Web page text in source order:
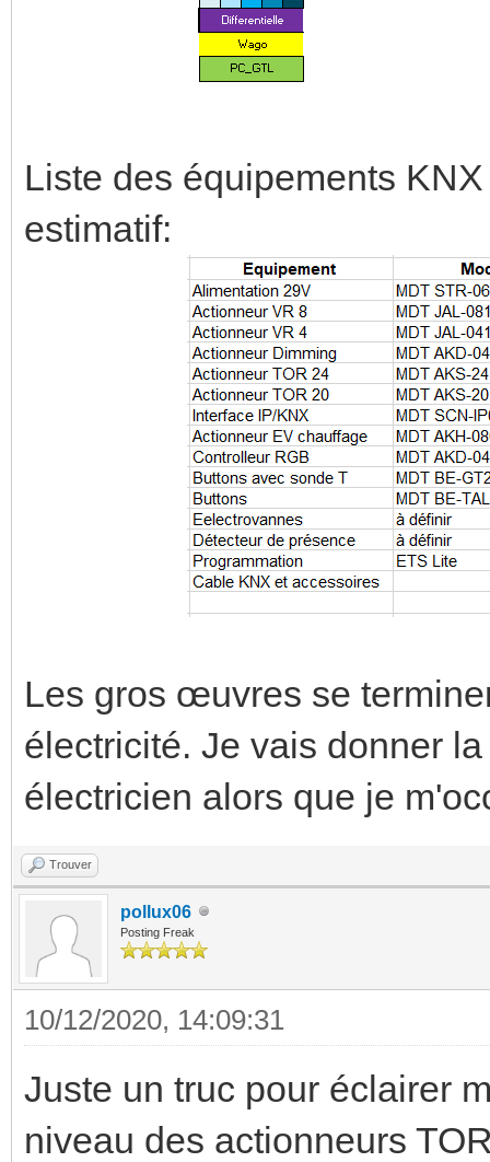
Liste des équipements
estimatif:
Les gros œuvres se
électricité. Je vais donner
électricien alors que je
Trouver
pollux06
Posting Freak
10/12/2020, 14:09:31
Juste un truc pour éclairer
niveau des actionneurs